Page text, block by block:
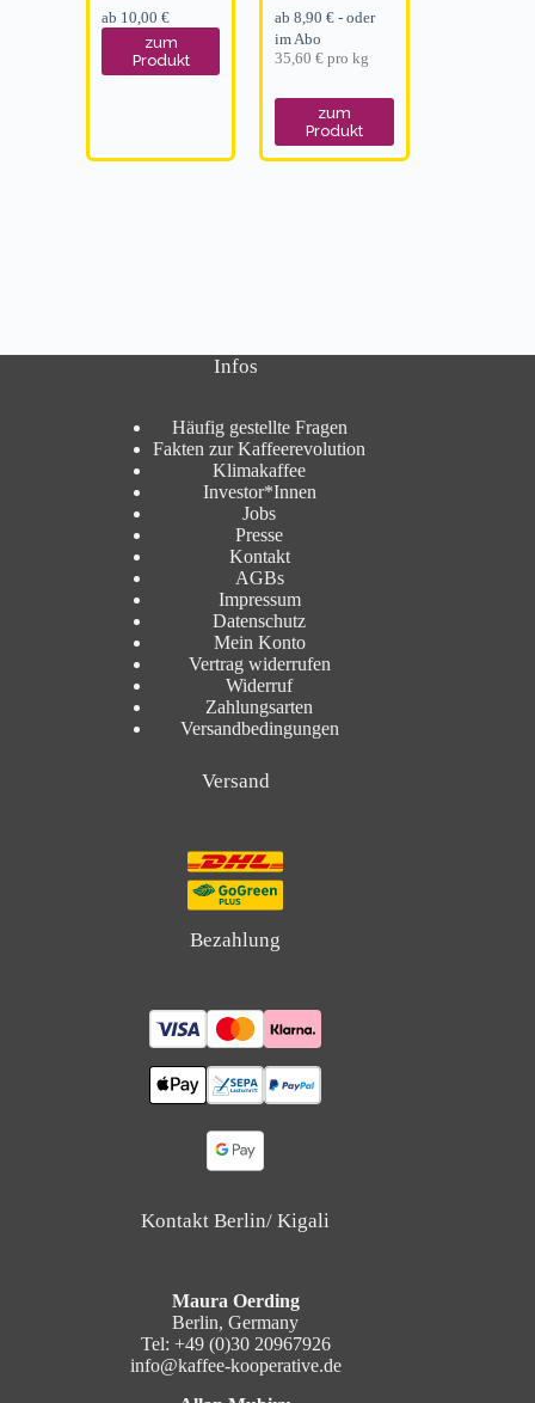
ab 10,00 €
zum
Produkt
ab8,90€ - oder
im Abo
35,60€ prokg
zum
Produkt
Infos
Häufig gestellte Fragen
Fakten zur Kaffeerevolution
Klimakaffee
Investor*Innen
Jobs
Presse
Kontakt
AGBs
Impressum
Datenschutz
Mein Konto
Vertrag widerrufen
Widerruf
Zahlungsarten
Versandbedingungen
Versand
Bezahlung
Kontakt Berlin/ Kigali
Maura Oerding
Berlin, Germany
Tel: +49 (0)30 20967926
info@kaffee-kooperative.de